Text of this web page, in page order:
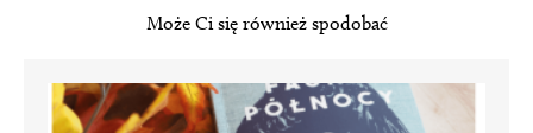
Może Ci się również spodobać